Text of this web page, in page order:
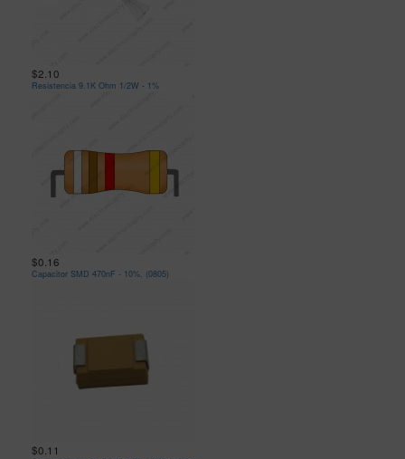
$2.10
Resistencia 9.1K Ohm 1/2W - 1%
$0.16
Capacitor SMD 470nF - 10%, (0805)
$0.11